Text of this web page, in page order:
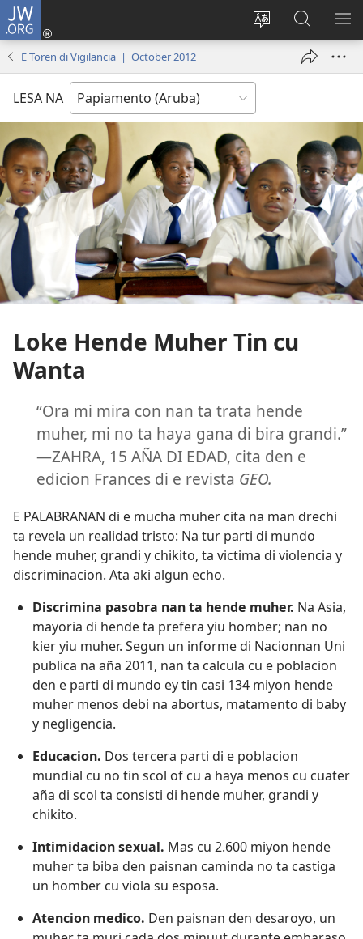
JW.ORG
Cambia
Log
window)
Busca
Riba
JW.ORG
E Toren di Vigilancia | October 2012
LESA NA
Loke Hende Muher Tin cu
Wanta
“Ora mi mira con nan ta trata hende
muher, mi no ta haya gana di bira grandi.”​
—ZAHRA, 15 AÑA DI EDAD, cita den e
edicion Frances di e revista GEO.
E PALABRANAN di e mucha muher cita na man drechi
ta revela un realidad tristo: Na tur parti di mundo
hende muher, grandi y chikito, ta victima di violencia y
discriminacion. Ata aki algun echo.
Discrimina pasobra nan ta hende muher. Na Asia,
mayoria di hende ta prefera yiu homber; nan no
kier yiu muher. Segun un informe di Nacionnan Uni
publica na aña 2011, nan ta calcula cu e poblacion
den e parti di mundo ey tin casi 134 miyon hende
muher menos debi na abortus, matamento di baby
y negligencia.
Educacion. Dos tercera parti di e poblacion
mundial cu no tin scol of cu a haya menos cu cuater
aña di scol ta consisti di hende muher, grandi y
chikito.
Intimidacion sexual. Mas cu 2.600 miyon hende
muher ta biba den paisnan caminda no ta castiga
un homber cu viola su esposa.
Atencion medico. Den paisnan den desaroyo, un